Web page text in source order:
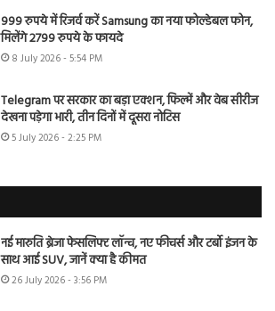
999 रुपये में रिजर्व करें Samsung का नया फोल्डेबल फोन,
मिलेंगे 2799 रुपये के फायदे
8 July 2026 - 5:54 PM
Telegram पर सरकार का बड़ा एक्शन, फिल्में और वेब सीरीज
देखना पड़ेगा भारी, तीन दिनों में दूसरा नोटिस
5 July 2026 - 2:25 PM
नई मारुति ब्रेजा फेसलिफ्ट लॉन्च, नए फीचर्स और टर्बो इंजन के
साथ आई SUV, जानें क्या है कीमत
26 July 2026 - 3:56 PM